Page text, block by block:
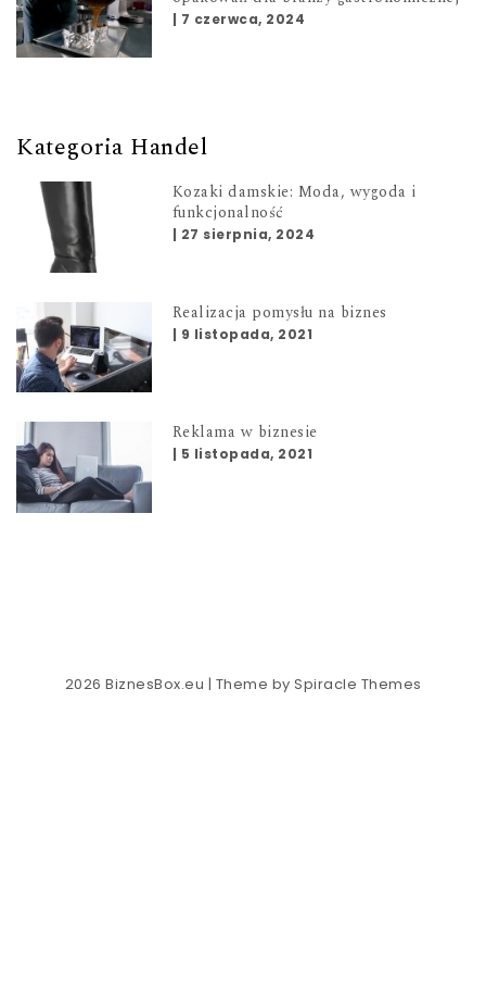
| 7 czerwca, 2024
Kategoria Handel
Kozaki damskie: Moda, wygoda i
funkcjonalność
| 27 sierpnia, 2024
Realizacja pomysłu na biznes
| 9 listopada, 2021
Reklama w biznesie
| 5 listopada, 2021
2026 BiznesBox.eu | Theme by Spiracle Themes